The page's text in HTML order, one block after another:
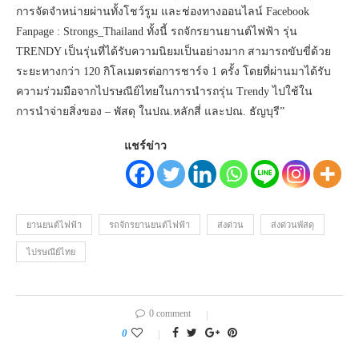
การจัดจำหน่ายผ่านทั้งโชว์รูม และช่องทางออนไลน์ Facebook
Fanpage : Strongs_Thailand ทั้งนี้ รถจักรยานยานต์ไฟฟ้า รุ่น
TRENDY เป็นรุ่นที่ได้รับความนิยมเป็นอย่างมาก สามารถขับขี่ด้วย
ระยะทางกว่า 120 กิโลเมตรต่อการชาร์จ 1 ครั้ง โดยที่ผ่านมาได้รับ
ความร่วมมือจากไปรษณีย์ไทยในการนำรถรุ่น Trendy ไปใช้ใน
การนำจ่ายสิ่งของ – พัสดุ ในปณ.หลักสี่ และปณ. ธัญบุรี”
แชร์ข่าว
ยานยนต์ไฟฟ้า รถจักรยานยนต์ไฟฟ้า ส่งด่วน ส่งด่วนพัสดุ
ไปรษณีย์ไทย
0 comment
0